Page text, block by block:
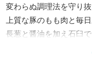
変わらぬ調理法を守り抜
上質な豚のもも肉と毎
長葱と醤油を加え石臼で
約40分練ってできる餡